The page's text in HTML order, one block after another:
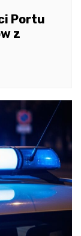
Portu
z